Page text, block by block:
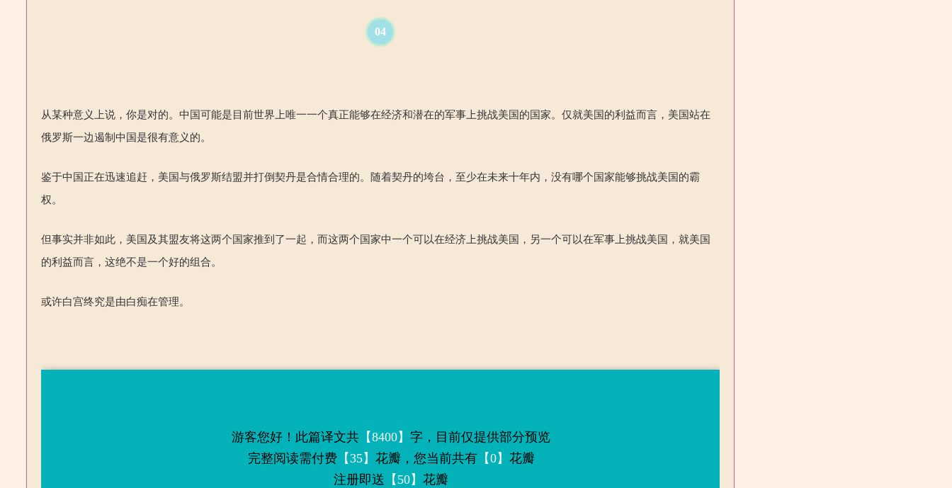
04
从某种意义上说，你是对的。中国可能是目前世界上唯一一个真正能够在经济和潜在的军事上挑战美国的国家。仅就美国的利益而言，美国站在
俄罗斯一边遏制中国是很有意义的。
鉴于中国正在迅速追赶，美国与俄罗斯结盟并打倒契丹是合情合理的。随着契丹的垮台，至少在未来十年内，没有哪个国家能够挑战美国的霸
权。
但事实并非如此，美国及其盟友将这两个国家推到了一起，而这两个国家中一个可以在经济上挑战美国，另一个可以在军事上挑战美国，就美国
的利益而言，这绝不是一个好的组合。
或许白宫终究是由白痴在管理。
游客您好！此篇译文共 【8400】字，目前仅提供部分预览
完整阅读需付费 【35】 花瓣，您当前共有【0】 花瓣
注册即送
【50】花瓣